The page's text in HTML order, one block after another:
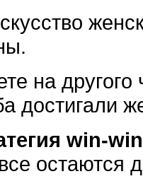
на
достигали
win-
остаются